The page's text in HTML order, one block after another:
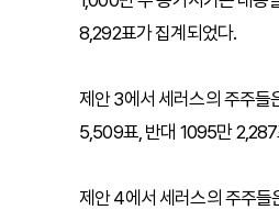
8,292표가 집계되었다.
제안 3에서 세러스의 주주들
5,509표, 반대 1095만
제안 4에서 세러스의 주주들